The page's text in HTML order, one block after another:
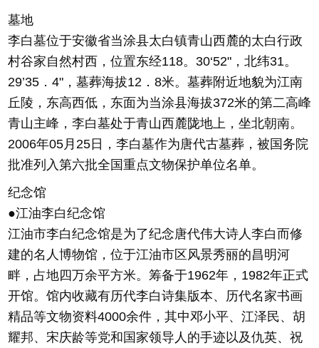
墓地
李白墓位于安徽省当涂县太白镇青山西麓的太白行政
村谷家自然村西，位置东经118。30‘52"，北纬31。
29’35．4"，墓葬海拔12．8米。墓葬附近地貌为江南
丘陵，东高西低，东面为当涂县海拔372米的第二高峰
青山主峰，李白墓处于青山西麓陇地上，坐北朝南。
2006年05月25日，李白墓作为唐代古墓葬，被国务院
批准列入第六批全国重点文物保护单位名单。
纪念馆
●江油李白纪念馆
江油市李白纪念馆是为了纪念唐代伟大诗人李白而修
建的名人博物馆，位于江油市区风景秀丽的昌明河
畔，占地四万余平方米。筹备于1962年，1982年正式
开馆。馆内收藏有历代李白诗集版本、历代名家书画
精品等文物资料4000余件，其中邓小平、江泽民、胡
耀邦、宋庆龄等党和国家领导人的手迹以及仇英、祝